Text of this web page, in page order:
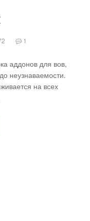
1
аддонов для вов,
неузнаваемости.
на всех